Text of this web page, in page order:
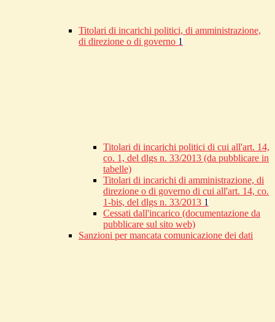
Titolari di incarichi politici, di amministrazione,
di direzione o di governo 1
Titolari di incarichi politici di cui all'art. 14,
co. 1, del dlgs n. 33/2013 (da pubblicare in
tabelle)
Titolari di incarichi di amministrazione, di
direzione o di governo di cui all'art. 14, co.
1-bis, del dlgs n. 33/2013 1
Cessati dall'incarico (documentazione da
pubblicare sul sito web)
Sanzioni per mancata comunicazione dei dati